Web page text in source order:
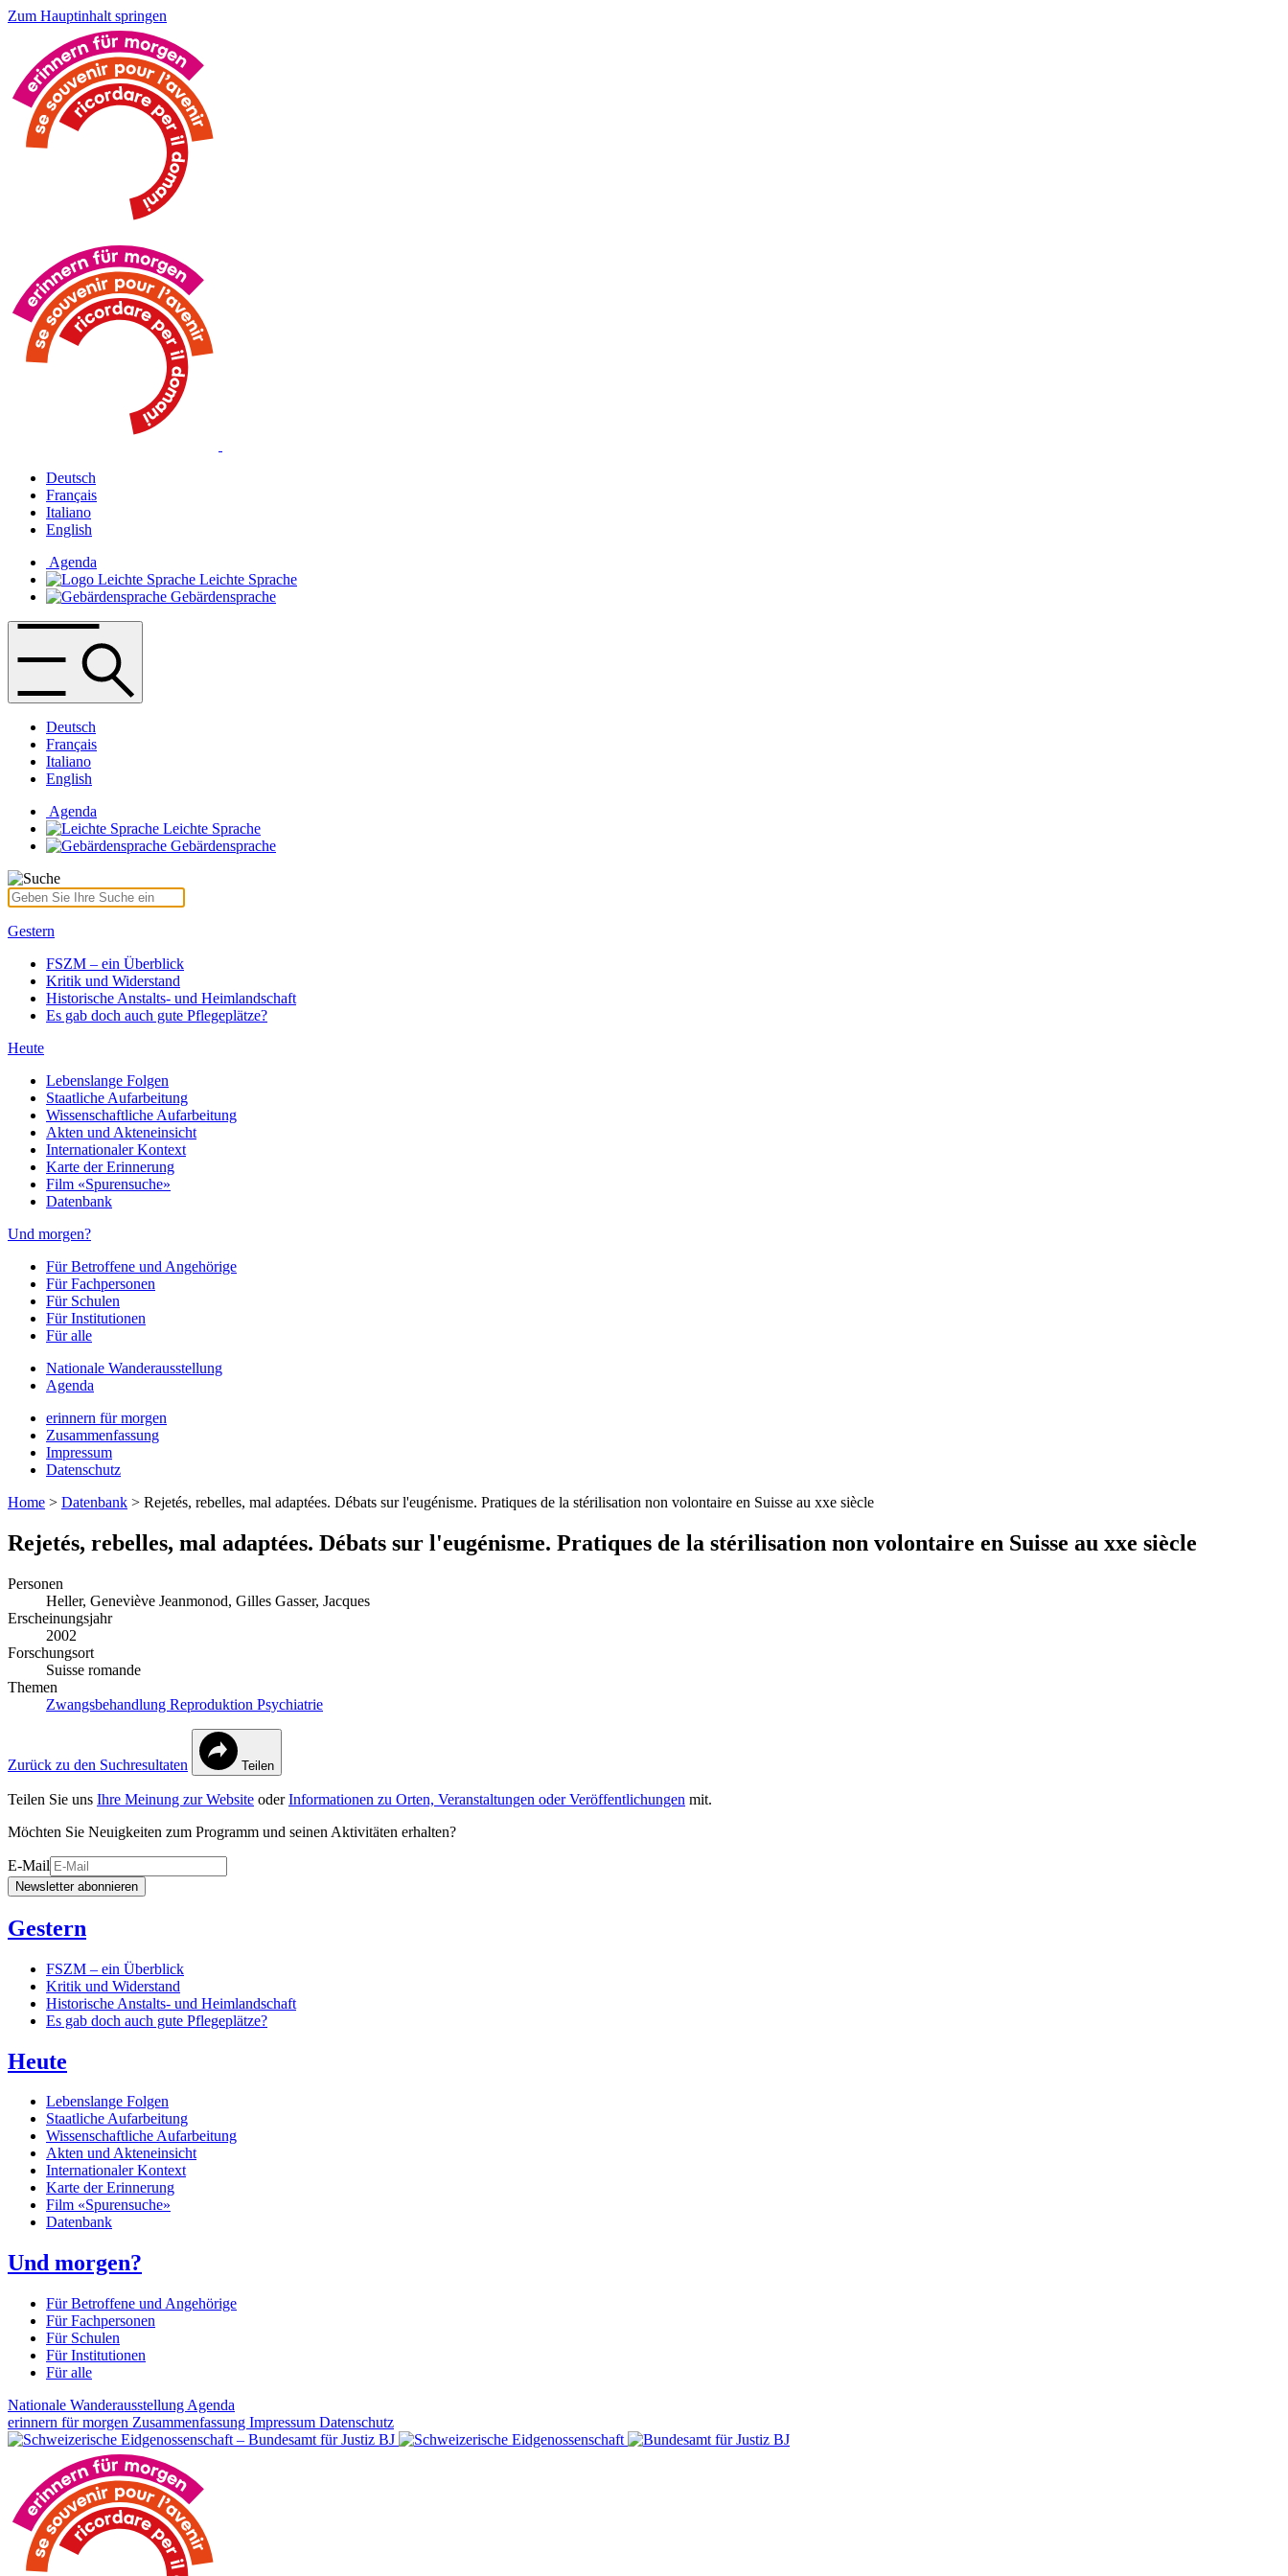
Zum Hauptinhalt springen
Deutsch
Français
Italiano
English
Agenda
Leichte Sprache
Gebärdensprache
Deutsch
Français
Italiano
English
Agenda
Leichte Sprache
Gebärdensprache
Gestern
FSZM – ein Überblick
Kritik und Widerstand
Historische Anstalts- und Heimlandschaft
Es gab doch auch gute Pflegeplätze?
Heute
Lebenslange Folgen
Staatliche Aufarbeitung
Wissenschaftliche Aufarbeitung
Akten und Akteneinsicht
Internationaler Kontext
Karte der Erinnerung
Film «Spurensuche»
Datenbank
Und morgen?
Für Betroffene und Angehörige
Für Fachpersonen
Für Schulen
Für Institutionen
Für alle
Nationale Wanderausstellung
Agenda
erinnern für morgen
Zusammenfassung
Impressum
Datenschutz
Home > Datenbank > Rejetés, rebelles, mal adaptées. Débats sur l'eugénisme. Pratiques de la stérilisation non volontaire en Suisse au xxe siècle
Rejetés, rebelles, mal adaptées. Débats sur l'eugénisme. Pratiques de la stérilisation non volontaire en Suisse au xxe siècle
Personen
Heller, Geneviève Jeanmonod, Gilles Gasser, Jacques
Erscheinungsjahr
2002
Forschungsort
Suisse romande
Themen
Zwangsbehandlung Reproduktion Psychiatrie
Zurück zu den Suchresultaten Teilen
Teilen Sie uns Ihre Meinung zur Website oderInformationen zu Orten, Veranstaltungen oder Veröffentlichungen mit.
Möchten Sie Neuigkeiten zum Programm und seinen Aktivitäten erhalten?
E-Mail
Newsletter abonnieren
Gestern
FSZM – ein Überblick
Kritik und Widerstand
Historische Anstalts- und Heimlandschaft
Es gab doch auch gute Pflegeplätze?
Heute
Lebenslange Folgen
Staatliche Aufarbeitung
Wissenschaftliche Aufarbeitung
Akten und Akteneinsicht
Internationaler Kontext
Karte der Erinnerung
Film «Spurensuche»
Datenbank
Und morgen?
Für Betroffene und Angehörige
Für Fachpersonen
Für Schulen
Für Institutionen
Für alle
Nationale Wanderausstellung Agenda
erinnern für morgen Zusammenfassung Impressum Datenschutz